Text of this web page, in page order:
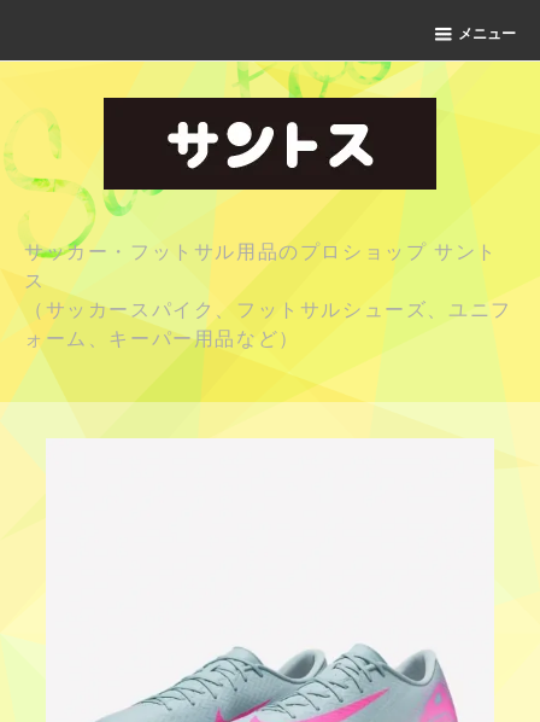
メニュー
サッカー・フットサル用品のプロショップ サント
ス
（サッカースパイク、フットサルシューズ、ユニフ
ォーム、キーパー用品など）